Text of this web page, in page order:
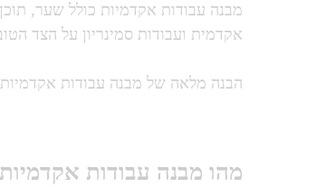
מבנה עבודות אקדמיות כולל שער,
אקדמית ועבודות סמינריון על הצד
הבנה מלאה של מבנה עבודות
מהו מבנה עבודות